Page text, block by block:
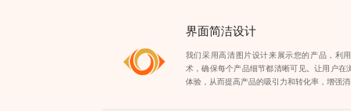
界面简洁设计
我们采用高清图片设计来展示您的产品，利
术，确保每个产品细节都清晰可见。让用户在
体验，从而提高产品的吸引力和转化率，增强